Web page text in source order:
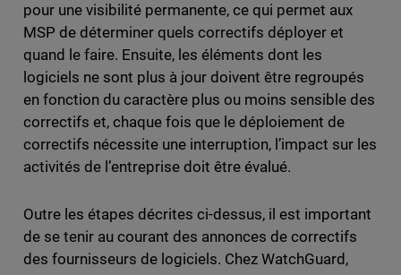
pour une visibilité permanente, ce qui permet aux
MSP de déterminer quels correctifs déployer et
quand le faire. Ensuite, les éléments dont les
logiciels ne sont plus à jour doivent être regroupés
en fonction du caractère plus ou moins sensible des
correctifs et, chaque fois que le déploiement de
correctifs nécessite une interruption, l’impact sur les
activités de l’entreprise doit être évalué.
Outre les étapes décrites ci-dessus, il est important
de se tenir au courant des annonces de correctifs
des fournisseurs de logiciels. Chez WatchGuard,